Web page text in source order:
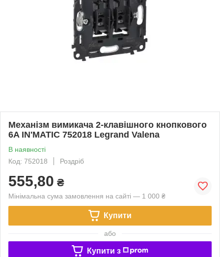
Механізм вимикача 2-клавішного кнопкового
6A IN'MATIC 752018 Legrand Valena
В наявності
Код: 752018
Роздріб
555,80 ₴
Мінімальна сума замовлення на сайті — 1 000 ₴
Купити
або
Купити з